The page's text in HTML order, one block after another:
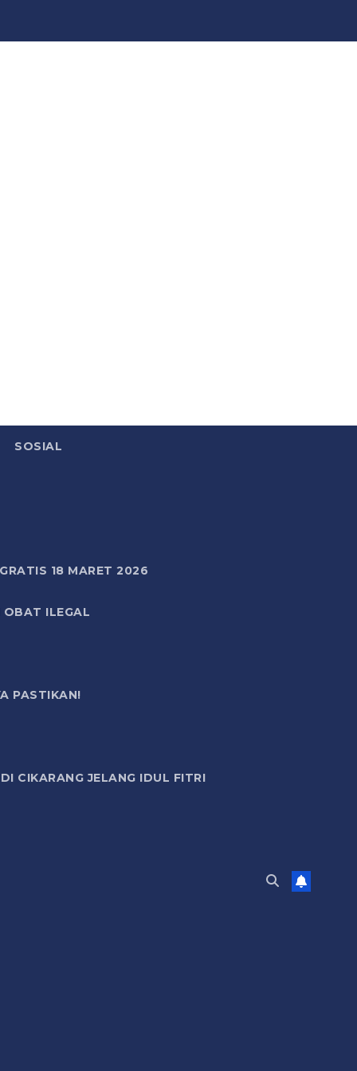
SOSIAL
18 MARET 2026
OBAT ILEGAL
PASTIKAN!
CIKARANG JELANG IDUL FITRI